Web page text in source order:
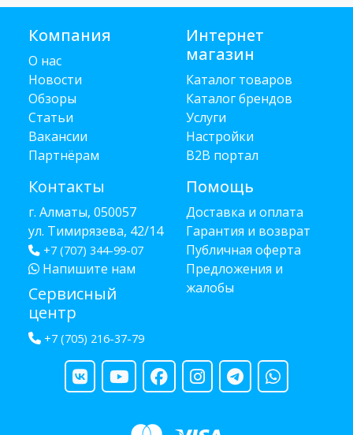
Компания
О нас
Новости
Обзоры
Статьи
Вакансии
Партнёрам
Контакты
г. Алматы, 050057
ул. Тимирязева, 42/14
+7 (707) 344-99-07
Напишите нам
Сервисный
центр
+7 (705) 216-37-79
Интернет
магазин
Каталог товаров
Каталог брендов
Услуги
Настройки
B2B портал
Помощь
Доставка и оплата
Гарантия и возврат
Публичная оферта
Предложения и
жалобы